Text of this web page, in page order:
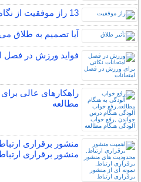
13 راز موفقیت از نگاه جیم ران، فیلسوف کارآفرین
آیا تصمیم به طلاق
فواید ورزش در فصل
راهکارهای عالی
مطالعه
منشور برقراری
منشور برقراری